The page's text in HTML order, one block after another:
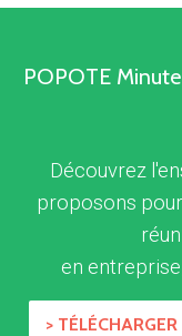
POPOTE
Découvrez
proposons
en
>